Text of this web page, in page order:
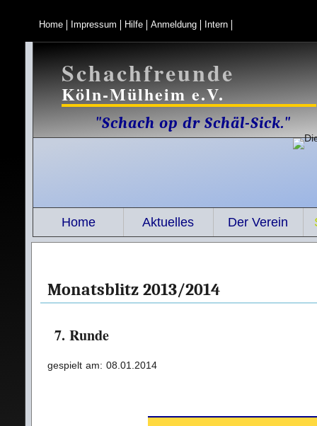
Home Impressum Hilfe Anmeldung Intern
Schachfreunde
Köln-Mülheim e.V.
"Schach op dr Schäl-Sick."
Home Aktuelles Der Verein
Monatsblitz 2013/2014
7. Runde
gespielt am: 08.01.2014